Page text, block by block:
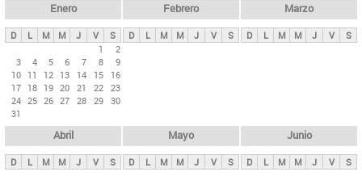
ds
p
n
c
i
p
Enero
D L M M J V
S
1
2
3
4 5 6 7 8
9
10 11 12 13 14 15
16
17 18 19 20 21 22 23
24 25 26 27 28 29 30
31
Febrero
D L M M J V S
Marzo
D L M M J V S
Abril
D L M M J V S
Mayo
D L M M J V S
Junio
D L M M J V S